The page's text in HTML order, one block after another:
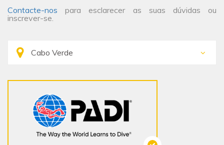
Contacte-nos para esclarecer as suas dúvidas ou
inscrever-se.